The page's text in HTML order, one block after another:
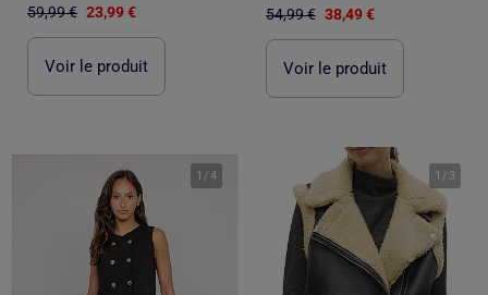
59,99 € 23,99 €
Voir le produit
54,99 € 38,49 €
Voir le produit
1 /4 1 / 3